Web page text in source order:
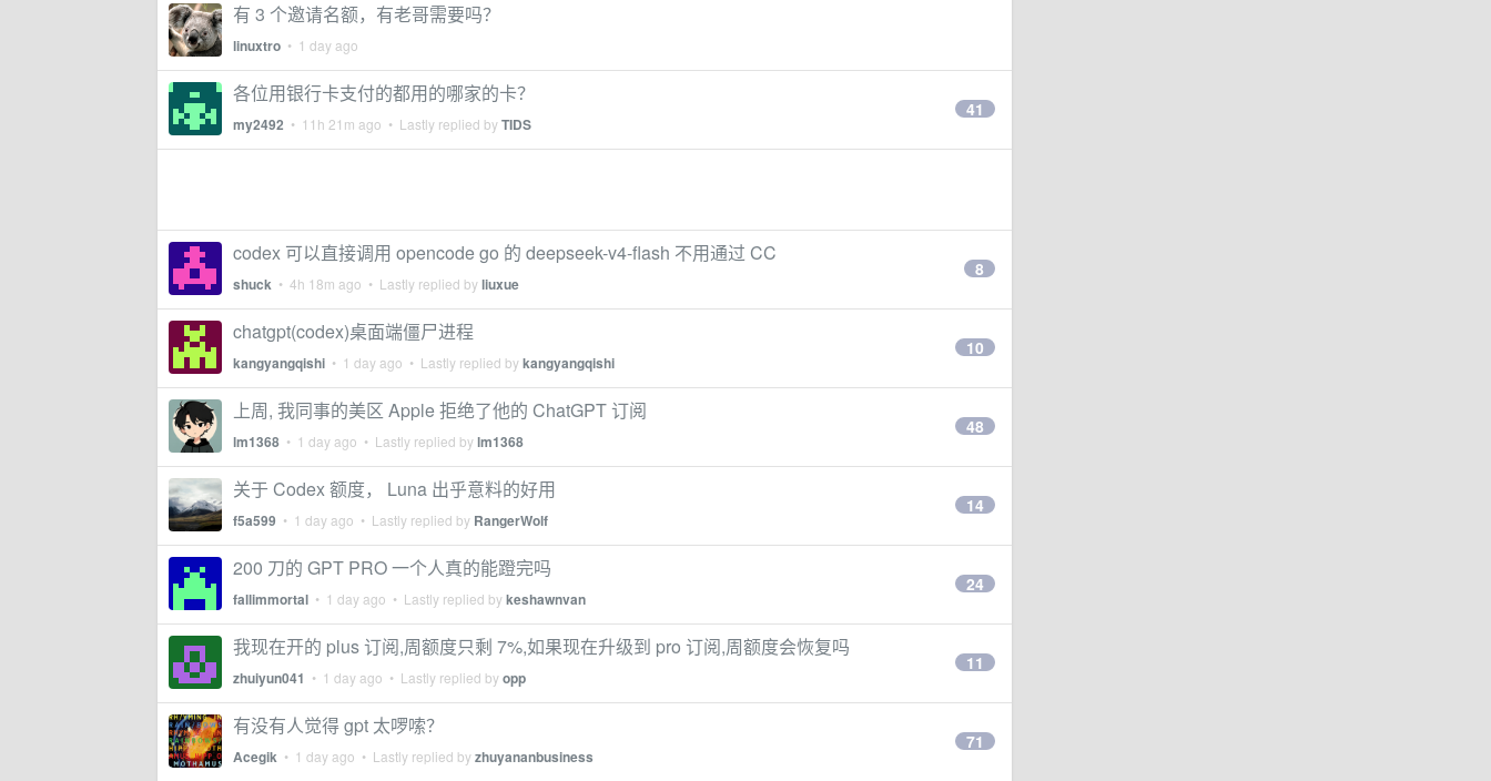
有 3 个邀请名额，有老哥需要吗？
linuxtro • 1 day ago
各位用银行卡支付的都用的哪家的卡？
my2492 • 11h 21m ago • Lastly replied byTIDS
41
codex 可以直接调用 opencode go 的 deepseek-v4-flash 不用通过 CC
shuck • 4h 18m ago • Lastly replied byliuxue
8
chatgpt(codex)桌面端僵尸进程
kangyangqishi • 1 day ago • Lastly replied bykangyangqishi
10
上周, 我同事的美区 Apple 拒绝了他的 ChatGPT 订阅
lm1368 • 1 day ago • Lastly replied bylm1368
48
关于 Codex 额度， Luna 出乎意料的好用
f5a599 • 1 day ago • Lastly replied by RangerWolf
14
200 刀的 GPT PRO 一个人真的能蹬完吗
fallimmortal • 1 day ago • Lastly replied bykeshawnvan
24
我现在开的 plus 订阅,周额度只剩 7%,如果现在升级到 pro 订阅,周额度会恢复吗
zhuiyun041 • 1 day ago • Lastly replied byopp
11
有没有人觉得 gpt 太啰嗦？
Acegik • 1 day ago • Lastly replied byzhuyananbusiness
71